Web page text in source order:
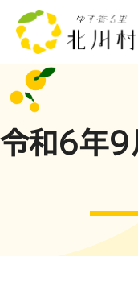
令和6年9